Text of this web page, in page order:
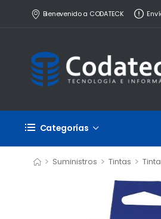
Bienevenido a CODATECK
Categorías
> Suministros > Tintas >